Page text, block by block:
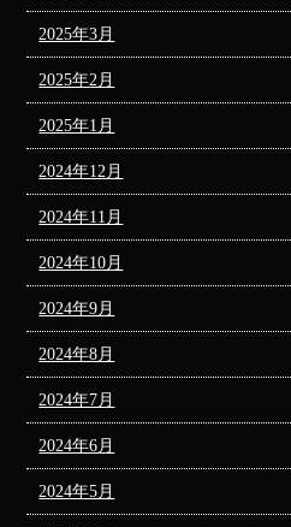
2025年3月
2025年2月
2025年1月
2024年12月
2024年11月
2024年10月
2024年9月
2024年8月
2024年7月
2024年6月
2024年5月